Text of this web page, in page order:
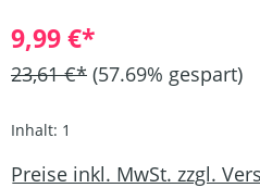
9,99 €*
23,61 €* (57.69% gespart)
Inhalt: 1
Preise inkl. MwSt. zzgl.